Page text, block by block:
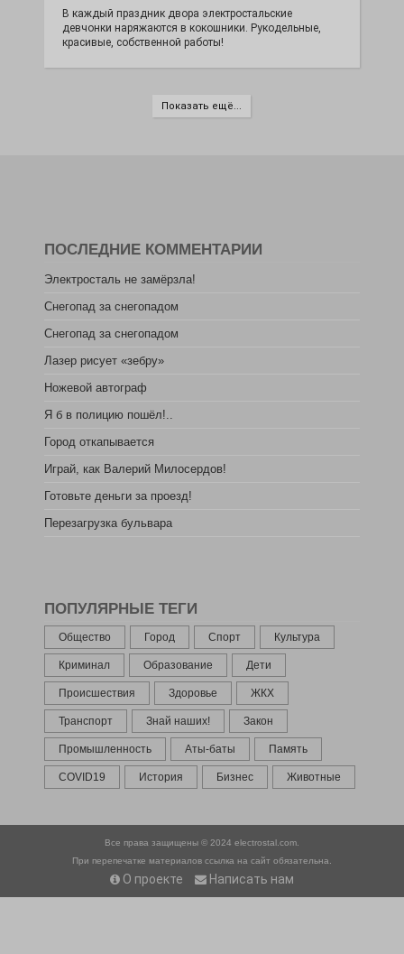
В каждый праздник двора электростальские
девчонки наряжаются в кокошники. Рукодельные,
красивые, собственной работы!
Показать ещё...
ПОСЛЕДНИЕ КОММЕНТАРИИ
Электросталь не замёрзла!
Снегопад за снегопадом
Снегопад за снегопадом
Лазер рисует «зебру»
Ножевой автограф
Я б в полицию пошёл!..
Город откапывается
Играй, как Валерий Милосердов!
Готовьте деньги за проезд!
Перезагрузка бульвара
ПОПУЛЯРНЫЕ ТЕГИ
Общество Город Спорт Культура
Криминал Образование Дети
Происшествия Здоровье ЖКХ
Транспорт Знай наших! Закон
Промышленность Аты-баты Память
COVID19 История Бизнес Животные
Все права защищены © 2024 electrostal.com.
При перепечатке материалов ссылка на сайт обязательна.
О проекте Написать нам